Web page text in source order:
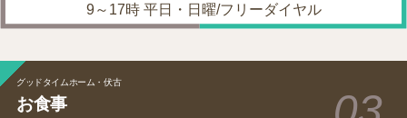
9～17時 平日・日曜/フリーダイヤル
グッドタイムホーム・伏古
お食事